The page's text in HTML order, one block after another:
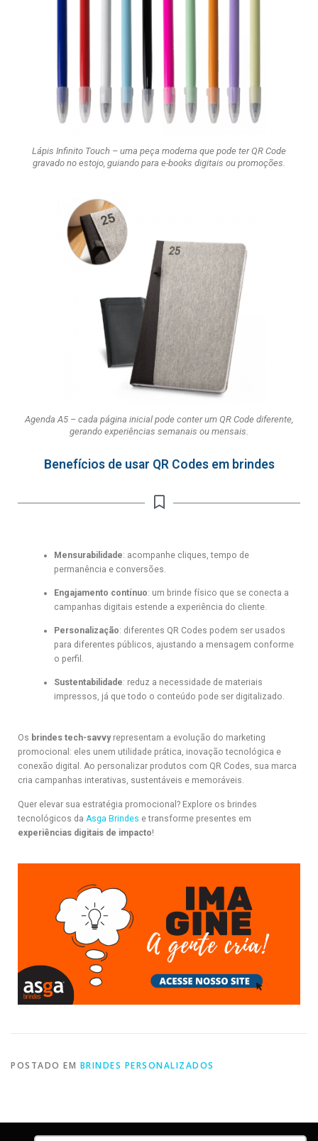
Lápis Infinito Touch – uma peça moderna que pode ter QR Code
gravado no estojo, guiando para e-books digitais ou promoções.
Agenda A5 – cada página inicial pode conter um QR Code diferente,
gerando experiências semanais ou mensais.
Benefícios de usar QR Codes em brindes
Mensurabilidade: acompanhe cliques, tempo de
permanência e conversões.
Engajamento contínuo: um brinde físico que se conecta a
campanhas digitais estende a experiência do cliente.
Personalização: diferentes QR Codes podem ser usados
para diferentes públicos, ajustando a mensagem conforme
o perfil.
Sustentabilidade: reduz a necessidade de materiais
impressos, já que todo o conteúdo pode ser digitalizado.
Os brindes tech-savvyrepresentam a evolução do marketing
promocional: eles unem utilidade prática, inovação tecnológica e
conexão digital. Ao personalizar produtos com QR Codes, sua marca
cria campanhas interativas, sustentáveis e memoráveis.
Quer elevar sua estratégia promocional? Explore os brindes
tecnológicos da Asga Brindes e transforme presentes em
experiências digitais de impacto!
POSTADO EM BRINDES PERSONALIZADOS